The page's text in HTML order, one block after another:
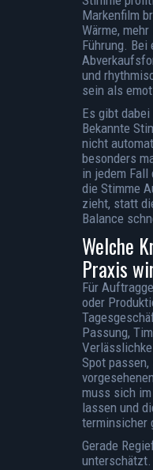
Markenfilm
Wärme,
Führung. Bei
und
sein als
Es gibt dabei
Bekannte
nicht
besonders
in jedem Fall
die Stimme
zieht, statt
Balance
Welche
Praxis
Für
oder
Passung,
Spot
muss sich
lassen und
terminsicher
Gerade
unterschätzt.